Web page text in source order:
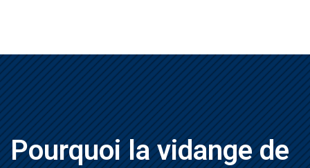
Pourquoi la vidange de